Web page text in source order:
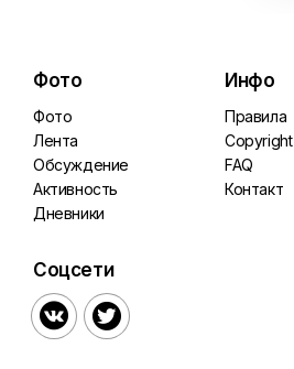
Фото
Фото
Лента
Обсуждение
Активность
Дневники
Инфо
Правила
Copyright
FAQ
Контакт
Соцсети
 